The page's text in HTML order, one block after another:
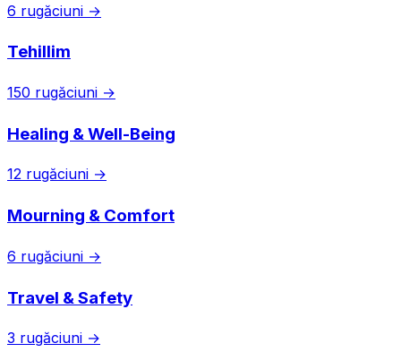
6 rugăciuni →
Tehillim
150 rugăciuni →
Healing & Well-Being
12 rugăciuni →
Mourning & Comfort
6 rugăciuni →
Travel & Safety
3 rugăciuni →